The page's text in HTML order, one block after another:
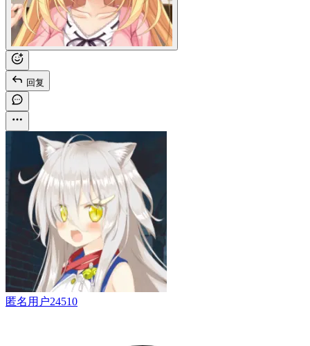
回复
匿名用户24510